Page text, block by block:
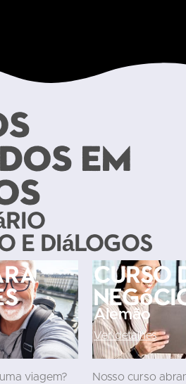
EM
e diálogos
viagem?
Curso
Alemão
Ver detalhes
Nosso curso